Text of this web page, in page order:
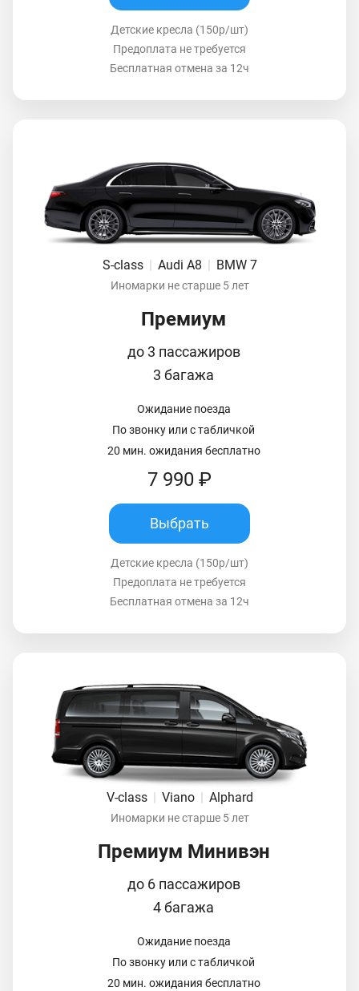
Детские кресла (150р/шт)
Предоплата не требуется
Бесплатная отмена за 12ч
S-class | Audi A8 | BMW 7
Иномарки не старше 5 лет
Премиум
до 3 пассажиров
3 багажа
Ожидание поезда
По звонку или с табличкой
20 мин. ожидания бесплатно
7 990 ₽
Выбрать
Детские кресла (150р/шт)
Предоплата не требуется
Бесплатная отмена за 12ч
V-class Viano Alphard
Иномарки не старше 5 лет
Премиум Минивэн
до 6 пассажиров
4 багажа
Ожидание поезда
По звонку или с табличкой
20 мин. ожидания бесплатно